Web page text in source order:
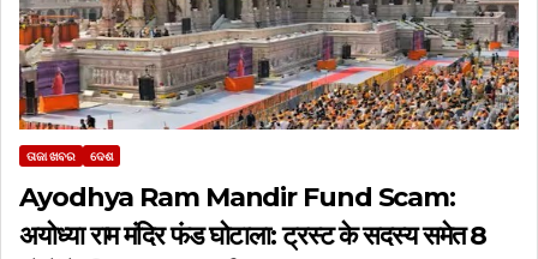
ତାଜା ଖବର ଦେଶ
Ayodhya Ram Mandir Fund Scam:
अयोध्या राम मंदिर फंड घोटाला: ट्रस्ट के सदस्य समेत 8